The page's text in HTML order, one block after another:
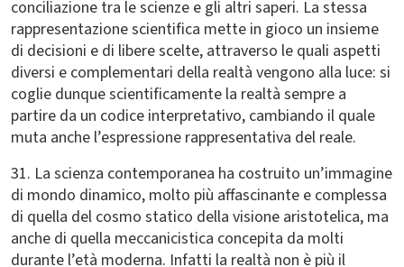
conciliazione tra le scienze e gli altri saperi. La stessa
rappresentazione scientifica mette in gioco un insieme
di decisioni e di libere scelte, attraverso le quali aspetti
diversi e complementari della realtà vengono alla luce: si
coglie dunque scientificamente la realtà sempre a
partire da un codice interpretativo, cambiando il quale
muta anche l’espressione rappresentativa del reale.
31. La scienza contemporanea ha costruito un’immagine
di mondo dinamico, molto più affascinante e complessa
di quella del cosmo statico della visione aristotelica, ma
anche di quella meccanicistica concepita da molti
durante l’età moderna. Infatti la realtà non è più il